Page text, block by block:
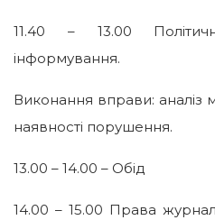
11.40 – 13.00
інформування.
Виконання вправи: аналіз
наявності порушення.
13.00 – 14.00 – Обід
14.00 – 15.00 Права